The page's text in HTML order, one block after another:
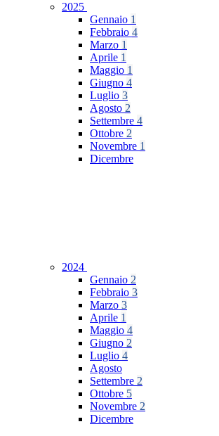
2025
Gennaio 1
Febbraio 4
Marzo 1
Aprile 1
Maggio 1
Giugno 4
Luglio 3
Agosto 2
Settembre 4
Ottobre 2
Novembre 1
Dicembre
2024
Gennaio 2
Febbraio 3
Marzo 3
Aprile 1
Maggio 4
Giugno 2
Luglio 4
Agosto
Settembre 2
Ottobre 5
Novembre 2
Dicembre